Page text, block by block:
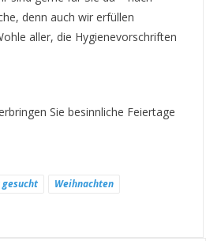
denn auch wir erfüllen
aller, die Hygienevorschriften
Sie besinnliche Feiertage
gesucht Weihnachten